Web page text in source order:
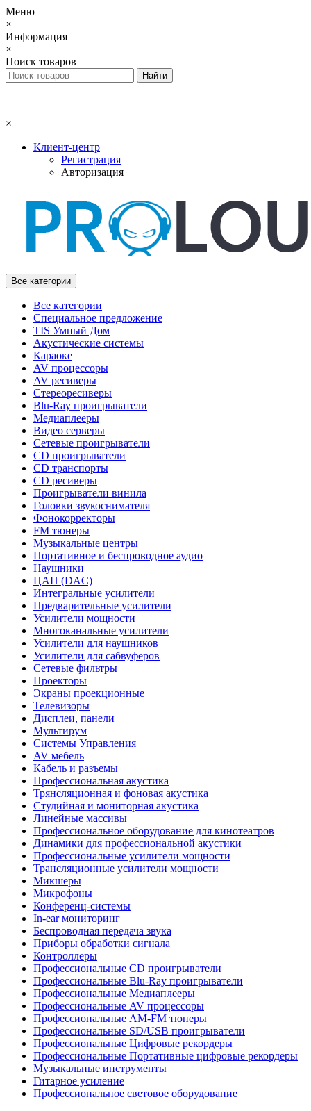
Меню
×
Информация
×
Поиск товаров
×
Клиент-центр
Регистрация
Авторизация
Все категории
Все категории
Специальное предложение
TIS Умный Дом
Акустические системы
Караоке
AV процессоры
AV ресиверы
Стереоресиверы
Blu-Ray проигрыватели
Медиаплееры
Видео серверы
Сетевые проигрыватели
CD проигрыватели
CD транспорты
CD ресиверы
Проигрыватели винила
Головки звукоснимателя
Фонокорректоры
FM тюнеры
Музыкальные центры
Портативное и беспроводное аудио
Наушники
ЦАП (DAC)
Интегральные усилители
Предварительные усилители
Усилители мощности
Многоканальные усилители
Усилители для наушников
Усилители для сабвуферов
Сетевые фильтры
Проекторы
Экраны проекционные
Телевизоры
Дисплеи, панели
Мультирум
Системы Управления
AV мебель
Кабель и разъемы
Профессиональная акустика
Трянсляционная и фоновая акустика
Студийная и мониторная акустика
Линейные массивы
Профессиональное оборудование для кинотеатров
Динамики для профессиональной акустики
Профессиональные усилители мощности
Трансляционные усилители мощности
Микшеры
Микрофоны
Конференц-системы
In-ear мониторинг
Беспроводная передача звука
Приборы обработки сигнала
Контроллеры
Профессиональные СD проигрыватели
Профессиональные Blu-Ray проигрыватели
Профессиональные Медиаплееры
Профессиональные AV процессоры
Профессиональные AM-FM тюнеры
Профессиональные SD/USB проигрыватели
Профессиональные Цифровые рекордеры
Профессиональные Портативные цифровые рекордеры
Музыкальные инструменты
Гитарное усиление
Профессиональное световое оборудование